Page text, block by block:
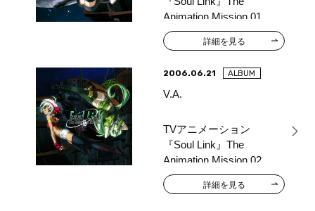
Animation Mission 01
詳細を見る
2006.06.21 ALBUM
V.A.
TVアニメーション
『Soul Link』The
Animation Mission 02
詳細を見る